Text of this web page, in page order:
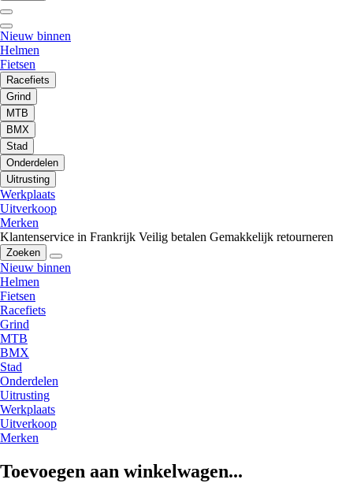
Nieuw binnen
Helmen
Fietsen
Racefiets
Grind
MTB
BMX
Stad
Onderdelen
Uitrusting
Werkplaats
Uitverkoop
Merken
Klantenservice in Frankrijk Veilig betalen Gemakkelijk retourneren
Zoeken
Nieuw binnen
Helmen
Fietsen
Racefiets
Grind
MTB
BMX
Stad
Onderdelen
Uitrusting
Werkplaats
Uitverkoop
Merken
Toevoegen aan winkelwagen...